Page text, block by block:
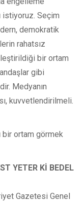
istiyoruz. Seçim
demokratik
rahatsız
bir ortam
gibi
Medyanın
kuvvetlendirilmeli.
bir ortam görmek
YETER Kİ BEDEL
Gazetesi Genel